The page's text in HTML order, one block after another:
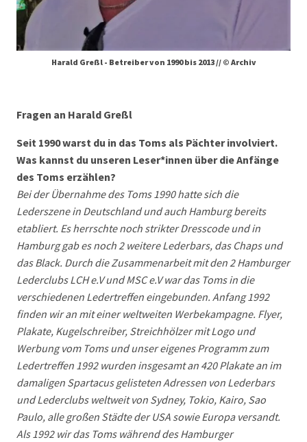
Harald Greßl - Betreiber von 1990 bis 2013 // © Archiv
Fragen an Harald Greßl
Seit 1990 warst du in das Toms als Pächter involviert.
Was kannst du unseren Leser*innen über die Anfänge
des Toms erzählen?
Bei der Übernahme des Toms 1990 hatte sich die
Lederszene in Deutschland und auch Hamburg bereits
etabliert. Es herrschte noch strikter Dresscode und in
Hamburg gab es noch 2 weitere Lederbars, das Chaps und
das Black. Durch die Zusammenarbeit mit den 2 Hamburger
Lederclubs LCH e.V und MSC e.V war das Toms in die
verschiedenen Ledertreffen eingebunden. Anfang 1992
finden wir an mit einer weltweiten Werbekampagne. Flyer,
Plakate, Kugelschreiber, Streichhölzer mit Logo und
Werbung vom Toms und unser eigenes Programm zum
Ledertreffen 1992 wurden insgesamt an 420 Plakate an im
damaligen Spartacus gelisteten Adressen von Lederbars
und Lederclubs weltweit von Sydney, Tokio, Kairo, Sao
Paulo, alle großen Städte der USA sowie Europa versandt.
Als 1992 wir das Toms während des Hamburger